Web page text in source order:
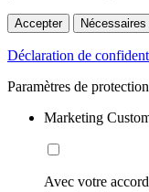
Accepter
Déclaration de
Paramètres de
Marketing
Avec votre